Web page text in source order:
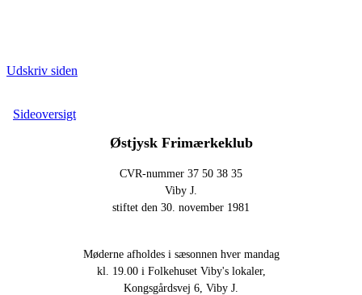
Udskriv siden
Sideoversigt
ØstjyskFrimærkeklub
CVR-nummer 37 50 38 35
Viby J.
stiftet den 30. november 1981
Møderne afholdes i sæsonnen hver mandag
kl. 19.00 i Folkehuset Viby's lokaler,
Kongsgårdsvej 6, Viby J.